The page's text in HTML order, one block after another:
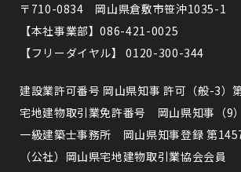
〒710-0834 岡山県倉敷市笹沖1035-1
【本社事業部】086-421-0025
【フリーダイヤル】 0120-300-344
建設業許可番号 岡山県知事 許可（般-3）
宅地建物取引業免許番号 岡山県知事（9
一級建築士事務所 岡山県知事登録 第
（公社）岡山県宅地建物取引業協会会員